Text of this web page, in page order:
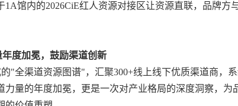
1A馆内的2026CiE红人资源对接区让资源直联，品牌方
度加冕，鼓励渠道创新
"全渠道资源图谱"，汇聚300+线上线下优质渠道商，
力量的年度加冕，更是一次对产业格局的深度洞察，为